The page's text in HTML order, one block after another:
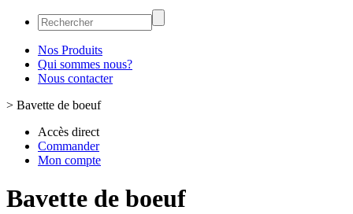
Nos Produits
Qui sommes nous?
Nous contacter
> Bavette de boeuf
Accès direct
Commander
Mon compte
Bavette de boeuf